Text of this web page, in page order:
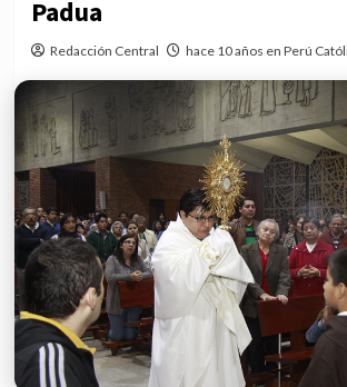
Padua
Redacción Central hace 10 años en Perú